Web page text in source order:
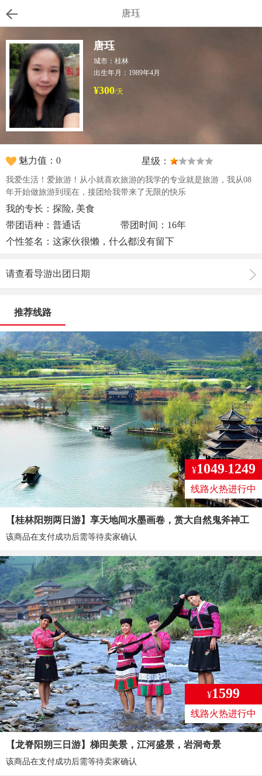
唐珏
唐珏
城市：桂林
出生年月：1989年4月
¥300/天
魅力值：0 星级：
我爱生活！爱旅游！从小就喜欢旅游的我学的专业就是旅游，我从08
年开始做旅游到现在，接团给我带来了无限的快乐
我的专长：探险, 美食
带团语种：普通话
带团时间：16年
个性签名：这家伙很懒，什么都没有留下
请查看导游出团日期
推荐线路
¥1049-1249
线路火热进行中
【桂林阳朔两日游】享天地间水墨画卷，赏大自然鬼斧神工
该商品在支付成功后需等待卖家确认
¥1599
线路火热进行中
【龙脊阳朔三日游】梯田美景，江河盛景，岩洞奇景
该商品在支付成功后需等待卖家确认